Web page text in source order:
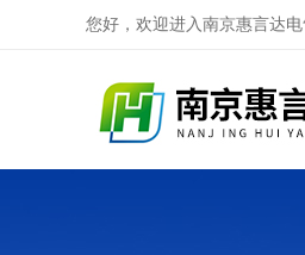
您好，欢迎进入南京惠言达电